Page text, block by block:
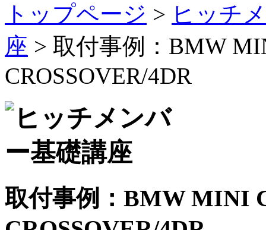
トップページ > ヒッチ
座 > 取付事例：BMW
CROSSOVER/4DR
取付事例：BMW MINI